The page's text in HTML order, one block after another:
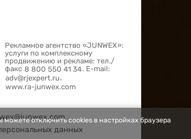
Рекламное агентство «JUNWEX»:
услуги по комплексному
продвижению и рекламе: тел./
факс 8 800 550 41 34. E-mail:
adv@rjexpert.ru,
www.ra-junwex.com
данных
отключить cookies в настройках браузера